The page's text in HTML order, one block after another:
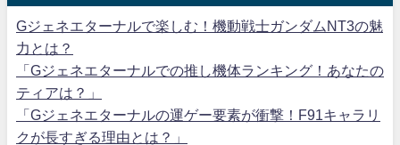
Gジェネエターナルで楽しむ！機動戦士ガンダムNT3の魅
力とは？
「Gジェネエターナルでの推し機体ランキング！あなたの
ティアは？」
「Gジェネエターナルの運ゲー要素が衝撃！F91キャラリ
クが長すぎる理由とは？」